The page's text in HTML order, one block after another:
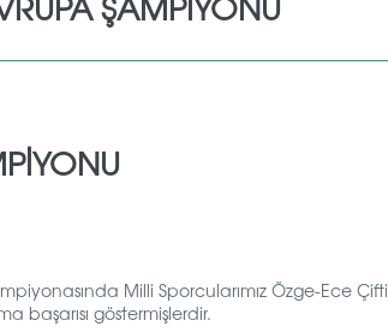
Milli Sporcularımız Özge-Ece Çifti
başarısı göstermişlerdir.